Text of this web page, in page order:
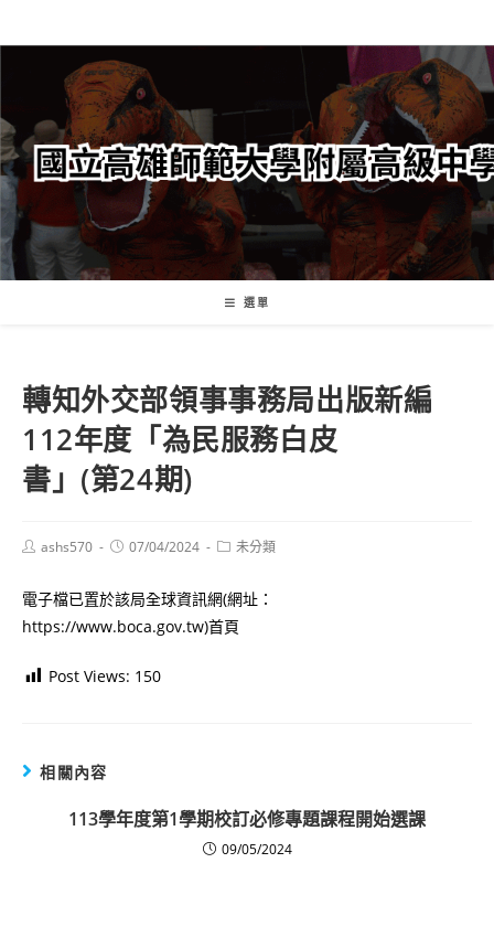
轉
要
內
容
選單
轉知外交部領事事務局出版新編
112年度「為民服務白皮
書」(第24期)
Postashs570
Post07/04/2024
Post未分類
電子檔已置於該局全球資訊網(網址：
https://www.boca.gov.tw)首頁
Post Views: 150
相關內容
113學年度第1學期校訂必修專題課程開始選課
09/05/2024